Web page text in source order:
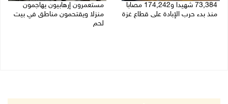
73,384 شهيدا و174,242 مصابا
منذ بدء حرب الإبادة على قطاع غزة
مستعمرون إرهابيون يهاجمون
منزلا ويقتحمون مناطق في بيت
لحم